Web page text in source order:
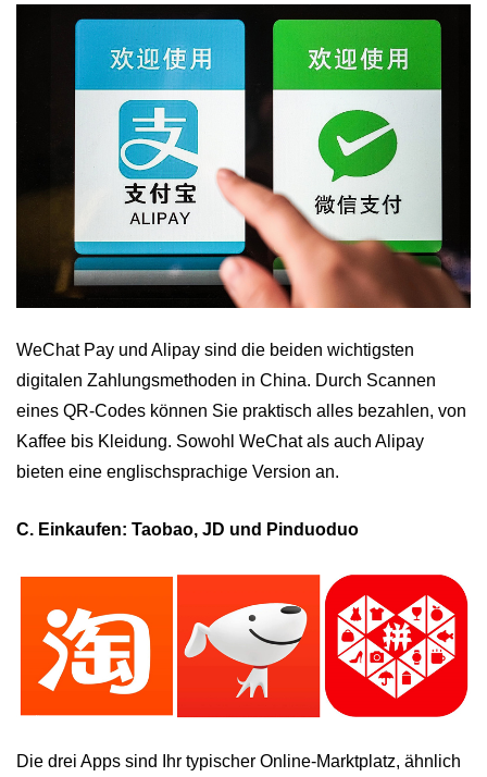
WeChat Pay und Alipay sind die beiden wichtigsten
digitalen Zahlungsmethoden in China. Durch Scannen
eines QR-Codes können Sie praktisch alles bezahlen, von
Kaffee bis Kleidung. Sowohl WeChat als auch Alipay
bieten eine englischsprachige Version an.
C. Einkaufen: Taobao, JD und Pinduoduo
Die drei Apps sind Ihr typischer Online-Marktplatz, ähnlich